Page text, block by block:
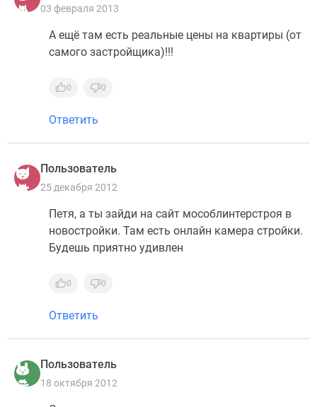
03 февраля 2013
А ещё там есть реальные цены на квартиры (от
самого застройщика)!!!
0 0
Ответить
Пользователь
25 декабря 2012
Петя, а ты зайди на сайт мособлинтерстроя в
новостройки. Там есть онлайн камера стройки.
Будешь приятно удивлен
0 0
Ответить
Пользователь
18 октября 2012